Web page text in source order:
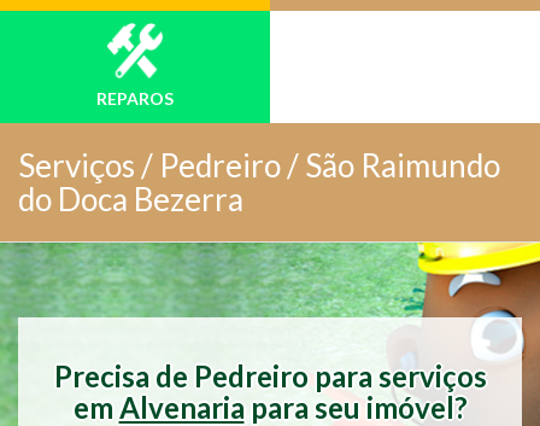
REPAROS
Serviços / Pedreiro / São Raimundo
do Doca Bezerra
Precisa de Pedreiro para serviços
em Alvenaria para seu imóvel?